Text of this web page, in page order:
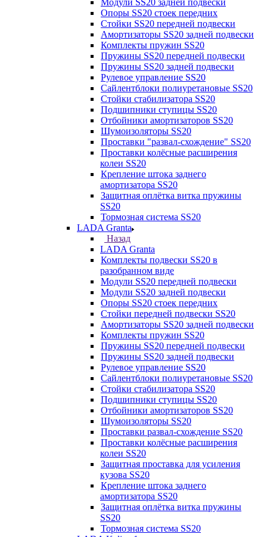
Модули SS20 задней подвески
Опоры SS20 стоек передних
Стойки SS20 передней подвески
Амортизаторы SS20 задней подвески
Комплекты пружин SS20
Пружины SS20 передней подвески
Пружины SS20 задней подвески
Рулевое управление SS20
Сайлентблоки полиуретановые SS20
Стойки стабилизатора SS20
Подшипники ступицы SS20
Отбойники амортизаторов SS20
Шумоизоляторы SS20
Проставки "развал-схождение" SS20
Проставки колёсные расширения
колеи SS20
Крепление штока заднего
амортизатора SS20
Защитная оплётка витка пружины
SS20
Тормозная система SS20
LADA Granta
Назад
LADA Granta
Комплекты подвески SS20 в
разобранном виде
Модули SS20 передней подвески
Модули SS20 задней подвески
Опоры SS20 стоек передних
Стойки передней подвески SS20
Амортизаторы SS20 задней подвески
Комплекты пружин SS20
Пружины SS20 передней подвески
Пружины SS20 задней подвески
Рулевое управление SS20
Сайлентблоки полиуретановые SS20
Стойки стабилизатора SS20
Подшипники ступицы SS20
Отбойники амортизаторов SS20
Шумоизоляторы SS20
Проставки развал-схождение SS20
Проставки колёсные расширения
колеи SS20
Защитная проставка для усиления
кузова SS20
Крепление штока заднего
амортизатора SS20
Защитная оплётка витка пружины
SS20
Тормозная система SS20